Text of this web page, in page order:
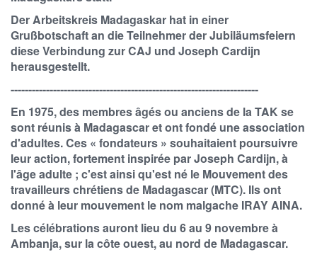
Der Arbeitskreis Madagaskar hat in einer
Grußbotschaft an die Teilnehmer der Jubiläumsfeiern
diese Verbindung zur CAJ und Joseph Cardijn
herausgestellt.
----------------------------------------------------------------------
En 1975, des membres âgés ou anciens de la TAK se
sont réunis à Madagascar et ont fondé une association
d'adultes. Ces « fondateurs » souhaitaient poursuivre
leur action, fortement inspirée par Joseph Cardijn, à
l'âge adulte ; c'est ainsi qu'est né le Mouvement des
travailleurs chrétiens de Madagascar (MTC). Ils ont
donné à leur mouvement le nom malgache IRAY AINA.
Les célébrations auront lieu du 6 au 9 novembre à
Ambanja, sur la côte ouest, au nord de Madagascar.